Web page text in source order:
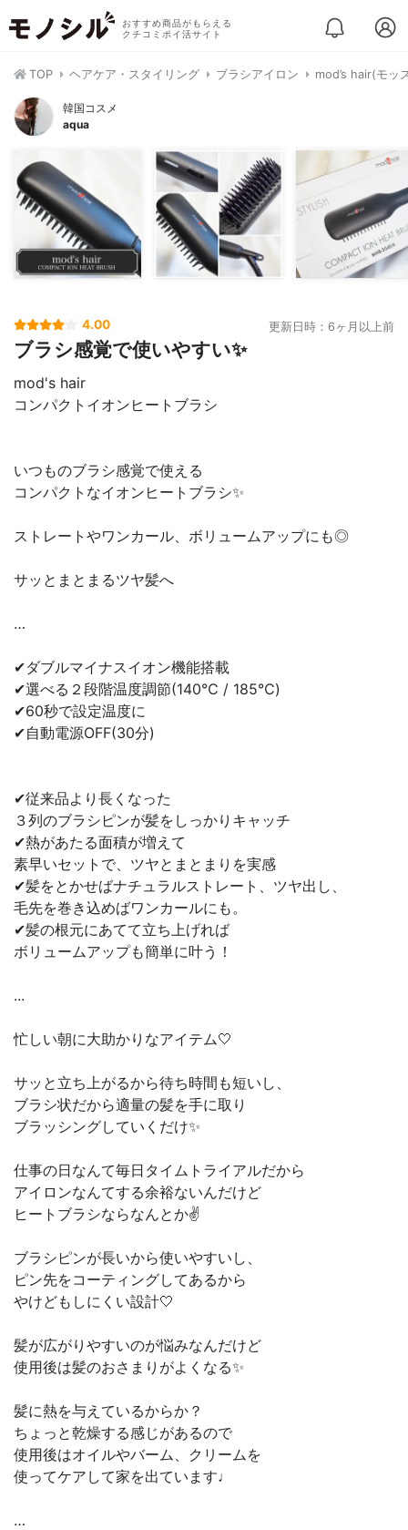
おすすめ商品がもらえる
クチコミポイ活サイト
TOP ヘアケア・スタイリング ブラシアイロン mod’s hair(モッ
韓国コスメ
aqua
4.00 更新日時：6ヶ月以上前
ブラシ感覚で使いやすい✨
mod's hair
コンパクトイオンヒートブラシ
いつものブラシ感覚で使える
コンパクトなイオンヒートブラシ✨
ストレートやワンカール、ボリュームアップにも◎
サッとまとまるツヤ髪へ
…
✔︎ダブルマイナスイオン機能搭載
✔︎選べる２段階温度調節(140℃ / 185℃)
✔︎60秒で設定温度に
✔︎自動電源OFF(30分)
✔︎従来品より長くなった
３列のブラシピンが髪をしっかりキャッチ
✔︎熱があたる面積が増えて
素早いセットで、ツヤとまとまりを実感
✔︎髪をとかせばナチュラルストレート、ツヤ出し、
毛先を巻き込めばワンカールにも。
✔︎髪の根元にあてて立ち上げれば
ボリュームアップも簡単に叶う！
...
忙しい朝に大助かりなアイテム🤍
サッと立ち上がるから待ち時間も短いし、
ブラシ状だから適量の髪を手に取り
ブラッシングしていくだけ✨
仕事の日なんて毎日タイムトライアルだから
アイロンなんてする余裕ないんだけど
ヒートブラシならなんとか✌️
ブラシピンが長いから使いやすいし、
ピン先をコーティングしてあるから
やけどもしにくい設計🤍
髪が広がりやすいのが悩みなんだけど
使用後は髪のおさまりがよくなる✨
髪に熱を与えているからか？
ちょっと乾燥する感じがあるので
使用後はオイルやバーム、クリームを
使ってケアして家を出ています♩
…